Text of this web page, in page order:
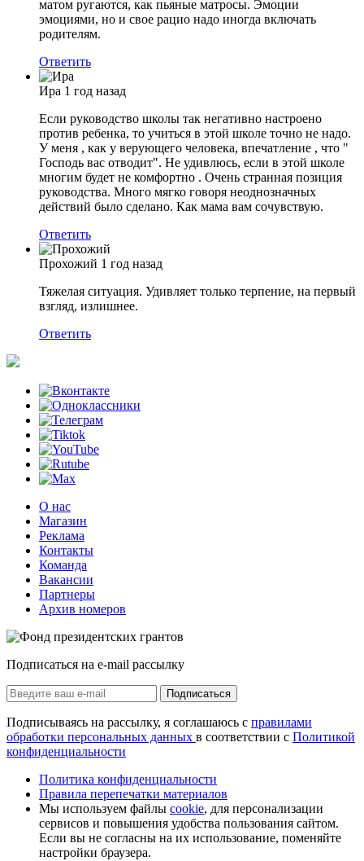
матом ругаются, как пьяные матросы. Эмоции
эмоциями, но и свое рацио надо иногда включать
родителям.
Ответить
Ира 1 год назад
Если руководство школы так негативно настроено
против ребенка, то учиться в этой школе точно не надо.
У меня , как у верующего человека, впечатление , что "
Господь вас отводит". Не удивлюсь, если в этой школе
многим будет не комфортно . Очень странная позиция
руководства. Много мягко говоря неоднозначных
действий было сделано. Как мама вам сочувствую.
Ответить
Прохожий 1 год назад
Тяжелая ситуация. Удивляет только терпение, на первый
взгляд, излишнее.
Ответить
О нас
Магазин
Реклама
Контакты
Команда
Вакансии
Партнеры
Архив номеров
Подписаться на e-mail рассылку
Подписаться
Подписываясь на рассылку, я соглашаюсь с правилами
обработки персональных данных в соответствии с Политикой
конфиденциальности
Политика конфиденциальности
Правила перепечатки материалов
Мы используем файлы cookie, для персонализации
сервисов и повышения удобства пользования сайтом.
Если вы не согласны на их использование, поменяйте
настройки браузера.